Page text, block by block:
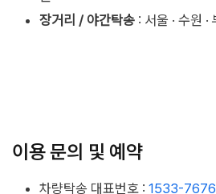
장거리 / 야간탁송 : 서울 · 수원
이용 문의 및 예약
차량탁송 대표번호 : 1533-7676